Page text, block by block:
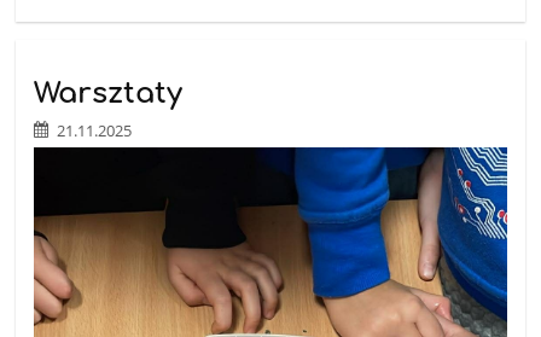
Warsztaty
21.11.2025